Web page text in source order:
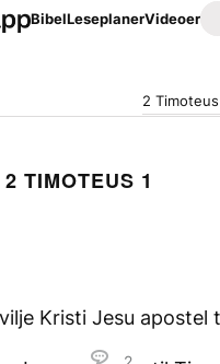
BibelLeseplanerVideoer
2 Timoteus
2 TIMOTEUS 1
Kristi Jesu